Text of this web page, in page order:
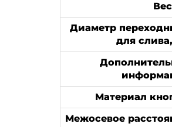
Диаметр
для
Материал
Межосевое